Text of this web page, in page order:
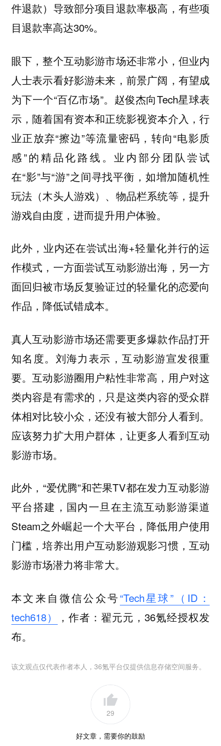
件退款）导致部分项目退款率极高，有些项
目退款率高达30%。
眼下，整个互动影游市场还非常小，但业内
人士表示看好影游未来，前景广阔，有望成
为下一个“百亿市场”。赵俊杰向Tech星球表
示，随着国有资本和正统影视资本介入，行
业正放弃“擦边”等流量密码，转向“电影质
感”的精品化路线。业内部分团队尝试
在“影”与“游”之间寻找平衡，如增加随机性
玩法（木头人游戏）、物品栏系统等，提升
游戏自由度，进而提升用户体验。
此外，业内还在尝试出海+轻量化并行的运
作模式，一方面尝试互动影游出海，另一方
面回归被市场反复验证过的轻量化的恋爱向
作品，降低试错成本。
真人互动影游市场还需要更多爆款作品打开
知名度。刘海力表示，互动影游宣发很重
要。互动影游圈用户粘性非常高，用户对这
类内容是有需求的，只是这类内容的受众群
体相对比较小众，还没有被大部分人看到。
应该努力扩大用户群体，让更多人看到互动
影游市场。
此外，“爱优腾”和芒果TV都在发力互动影游
平台搭建，国内一旦在主流互动影游渠道
Steam之外崛起一个大平台，降低用户使用
门槛，培养出用户互动影游观影习惯，互动
影游市场潜力将非常大。
本文来自微信公众号“Tech星球”（ID：
tech618）
，作者：翟元元，36氪经授权发
布。
该文观点仅代表作者本人，36氪平台仅提供信息存储空间服务。
29
好文章，需要你的鼓励